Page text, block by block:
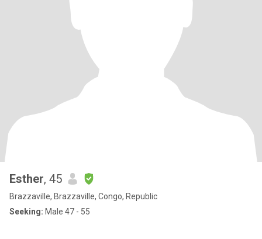
Esther, 45
Brazzaville, Brazzaville, Congo, Republic
Seeking: Male 47 - 55